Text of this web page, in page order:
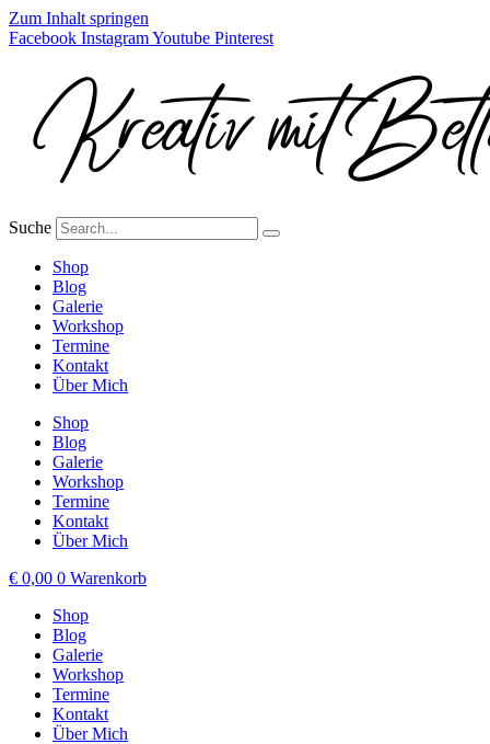
Zum Inhalt springen
Facebook InstagramYoutube Pinterest
Suche
Shop
Blog
Galerie
Workshop
Termine
Kontakt
Über Mich
Shop
Blog
Galerie
Workshop
Termine
Kontakt
Über Mich
€ 0,00 0 Warenkorb
Shop
Blog
Galerie
Workshop
Termine
Kontakt
Über Mich